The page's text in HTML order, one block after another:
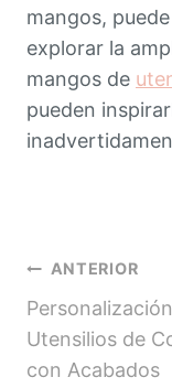
mangos,
explorar la
mangos de
pueden
de
entradas
ANTERIOR
Utensilios de
con Acabados